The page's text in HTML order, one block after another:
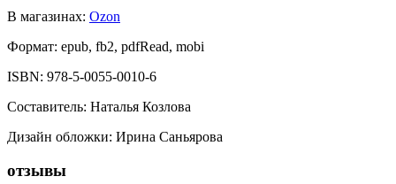
В магазинах: Ozon
Формат: epub, fb2, pdfRead, mobi
ISBN: 978-5-0055-0010-6
Составитель: Наталья Козлова
Дизайн обложки: Ирина Саньярова
отзывы